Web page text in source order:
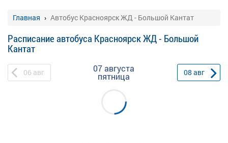
Главная Автобус Красноярск ЖД - Большой Кантат
Расписание автобуса Красноярск ЖД - Большой
Кантат
06 авг 07 августа
пятница 08 авг